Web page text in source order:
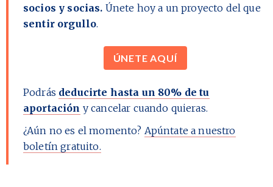
socios y socias. Únete hoy a un proyecto del que
sentir orgullo.
ÚNETE AQUÍ
Podrás deducirte hasta un 80% de tu
aportación y cancelar cuando quieras.
¿Aún no es el momento? Apúntate a nuestro
boletín gratuito.